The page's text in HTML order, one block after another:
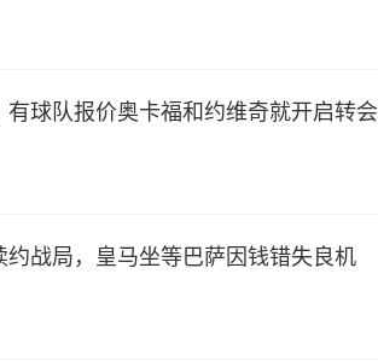
球队报价奥卡福和约维奇就开启转会
约战局，皇马坐等巴萨因钱错失良机